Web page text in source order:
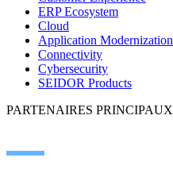
ERP Ecosystem
Cloud
Application Modernization
Connectivity
Cybersecurity
SEIDOR Products
PARTENAIRES PRINCIPAUX